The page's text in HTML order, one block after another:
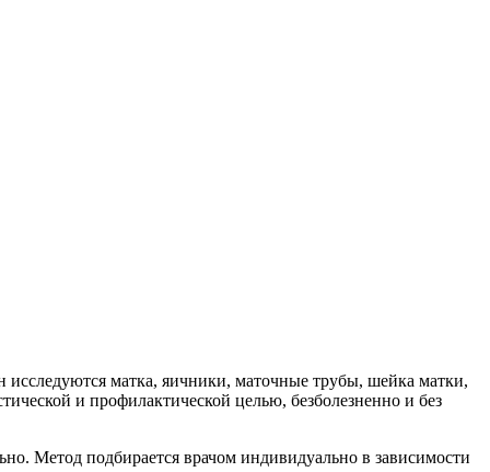
матка, яичники, маточные трубы, шейка матки,
и профилактической целью, безболезненно и без
Метод подбирается врачом индивидуально в зависимости